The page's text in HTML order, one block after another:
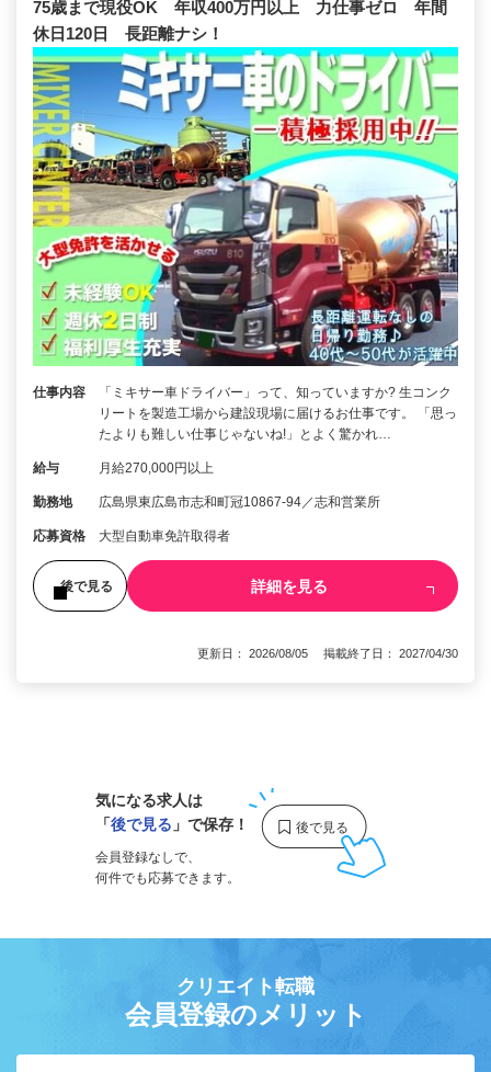
75歳まで現役OK 年収400万円以上 力仕事ゼロ 年間
休日120日 長距離ナシ！
仕事内容
「ミキサー車ドライバー」って、知っていますか? 生コンク
リートを製造工場から建設現場に届けるお仕事です。 「思っ
たよりも難しい仕事じゃないね!」とよく驚かれ…
給与 月給270,000円以上
勤務地 広島県東広島市志和町冠10867-94／志和営業所
応募資格 大型自動車免許取得者
後で見る 詳細を見る
更新日： 2026/08/05 掲載終了日： 2027/04/30
気になる求人は
「後で見る 」で保存！
会員登録なしで、
何件でも応募できます。
クリエイト転職
会員登録のメリット